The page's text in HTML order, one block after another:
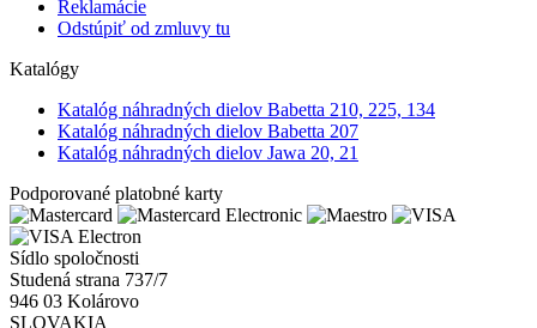
Reklamácie
Odstúpiť od zmluvy tu
Katalógy
Katalóg náhradných dielov Babetta 210, 225, 134
Katalóg náhradných dielov Babetta 207
Katalóg náhradných dielov Jawa 20, 21
Podporované platobné karty
Sídlo spoločnosti
Studená strana 737/7
946 03 Kolárovo
SLOVAKIA